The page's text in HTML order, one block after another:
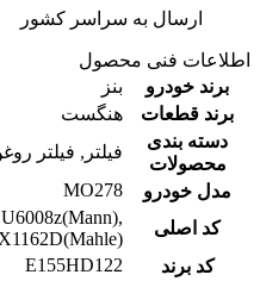
ارسال به سراسر کشور
اطلاعات فنی محصول
برند خودرو
بنز
برند قطعات
هنگست
دسته بندی
محصولات
فیلتر, فیلتر
مدل خودرو
MO278
کد اصلی
کد برند
E155HD122